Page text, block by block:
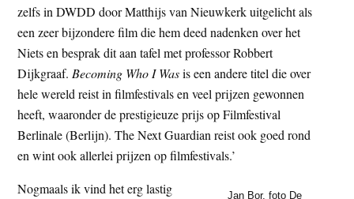
zelfs in DWDD door Matthijs van Nieuwkerk uitgelicht als
een zeer bijzondere film die hem deed nadenken over het
Niets en besprak dit aan tafel met professor Robbert
Dijkgraaf. Becoming Who I Wasis een andere titel die over
hele wereld reist in filmfestivals en veel prijzen gewonnen
heeft, waaronder de prestigieuze prijs op Filmfestival
Berlinale (Berlijn). The Next Guardian reist ook goed rond
en wint ook allerlei prijzen op filmfestivals.’
Jan Bor, foto De
Nogmaals ik vind het erg lastig